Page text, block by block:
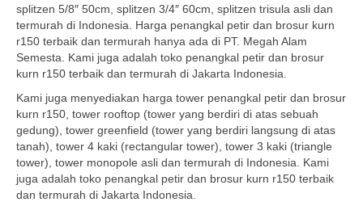
splitzen 5/8″ 50cm, splitzen 3/4″ 60cm, splitzen trisula asli dan
termurah di Indonesia. Harga penangkal petir dan brosur kurn
r150 terbaik dan termurah hanya ada di PT. Megah Alam
Semesta. Kami juga adalah toko penangkal petir dan brosur
kurn r150 terbaik dan termurah di Jakarta Indonesia.
Kami juga menyediakan harga tower penangkal petir dan brosur
kurn r150, tower rooftop (tower yang berdiri di atas sebuah
gedung), tower greenfield (tower yang berdiri langsung di atas
tanah), tower 4 kaki (rectangular tower), tower 3 kaki (triangle
tower), tower monopole asli dan termurah di Indonesia. Kami
juga adalah toko penangkal petir dan brosur kurn r150 terbaik
dan termurah di Jakarta Indonesia.